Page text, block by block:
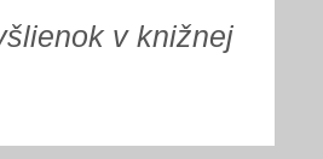
v knižnej